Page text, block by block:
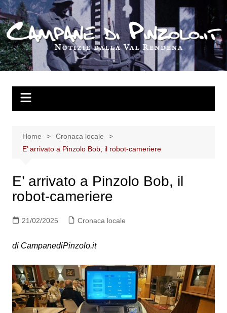
Salta
al
contenuto
Home
Cronaca locale
E’ arrivato a Pinzolo Bob, il robot-cameriere
E’ arrivato a Pinzolo Bob, il
robot-cameriere
21/02/2025 Cronaca locale
di CampanediPinzolo.it